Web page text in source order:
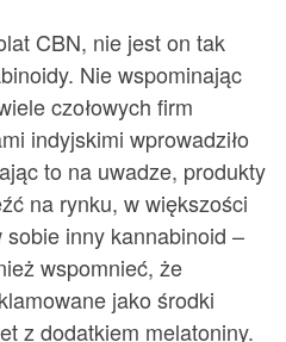
CBN, nie jest on tak
Nie wspominając
czołowych firm
indyjskimi wprowadziło
to na uwadze, produkty
na rynku, w większości
inny kannabinoid –
wspomnieć, że
jako środki
z dodatkiem melatoniny.